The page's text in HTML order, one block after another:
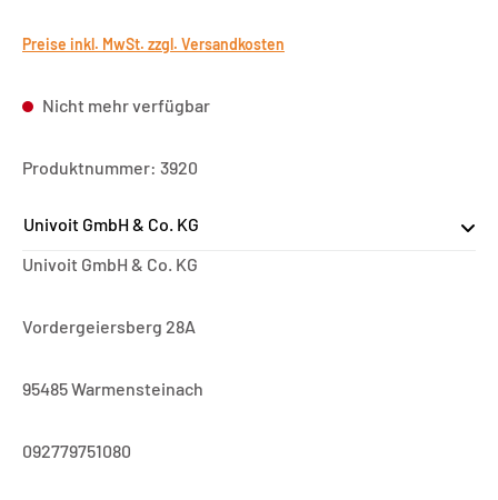
Preise inkl. MwSt. zzgl. Versandkosten
Nicht mehr verfügbar
Produktnummer: 3920
Univoit GmbH & Co. KG
Univoit GmbH & Co. KG
Vordergeiersberg 28A
95485 Warmensteinach
092779751080